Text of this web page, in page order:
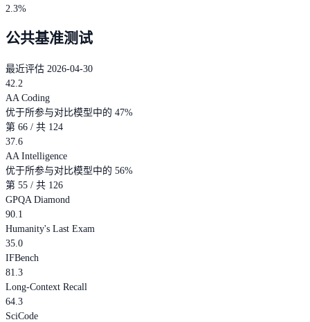
2.3%
公共基准测试
最近评估 2026-04-30
42.2
AA Coding
优于所参与对比模型中的 47%
第 66 / 共 124
37.6
AA Intelligence
优于所参与对比模型中的 56%
第 55 / 共 126
GPQA Diamond
90.1
Humanity's Last Exam
35.0
IFBench
81.3
Long-Context Recall
64.3
SciCode